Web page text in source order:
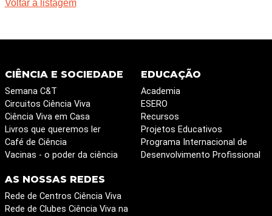
Voltar à listagem
CIÊNCIA E SOCIEDADE
Semana C&T
Circuitos Ciência Viva
Ciência Viva em Casa
Livros que queremos ler
Café de Ciência
Vacinas - o poder da ciência
EDUCAÇÃO
Academia
ESERO
Recursos
Projetos Educativos
Programa Internacional de
Desenvolvimento Profissional
AS NOSSAS REDES
Rede de Centros Ciência Viva
Rede de Clubes Ciência Viva na